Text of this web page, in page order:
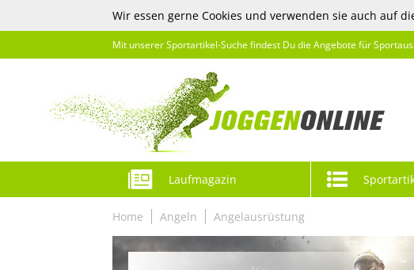
Wir essen gerne Cookies und verwenden sie auch auf
Mit unserer Sportartikel-Suche findest Du die Angebote für
Laufmagazin
Home Angeln Angelausrüstung